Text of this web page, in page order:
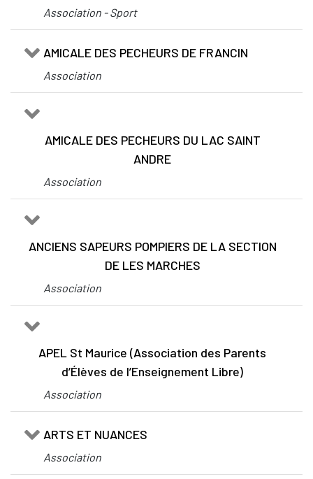
Association - Sport
AMICALE DES PECHEURS DE FRANCIN
Association
AMICALE DES PECHEURS DU LAC SAINT
ANDRE
Association
ANCIENS SAPEURS POMPIERS DE LA SECTION
DE LES MARCHES
Association
APEL St Maurice (Association des Parents
d’Élèves de l’Enseignement Libre)
Association
ARTS ET NUANCES
Association